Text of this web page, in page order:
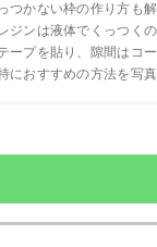
つかない枠の作り方も
ジンは液体でくっつく
ープを貼り、隙間はコ
におすすめの方法を写